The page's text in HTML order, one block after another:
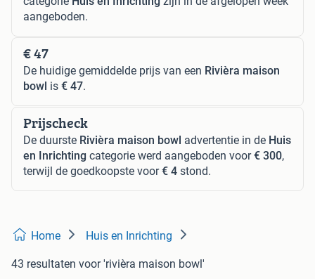
aangeboden.
€ 47
De huidige gemiddelde prijs van een Rivièra maison
bowl is € 47.
Prijscheck
De duurste Rivièra maison bowl advertentie in de Huis
en Inrichting categorie werd aangeboden voor€ 300,
terwijl de goedkoopste voor€ 4 stond.
Home Huis en Inrichting
43 resultaten voor 'rivièra maison bowl'